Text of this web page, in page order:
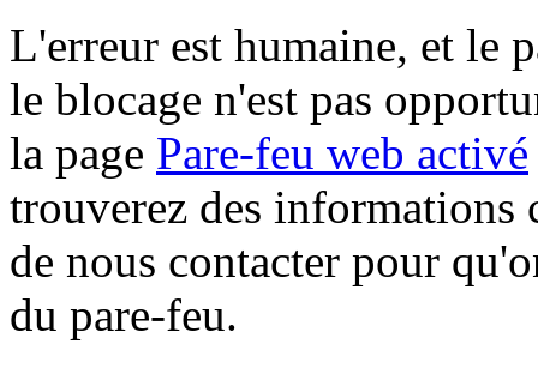
L'erreur est humaine, et le
le blocage n'est pas
la page Pare-feu web activé
trouverez des informations
de nous contacter pour
du pare-feu.